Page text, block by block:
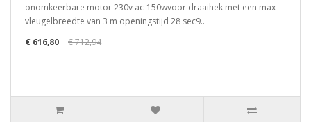
onomkeerbare motor 230v ac-150wvoor draaihek met een max
vleugelbreedte van 3 m openingstijd 28 sec9..
€ 616,80
€ 712,94